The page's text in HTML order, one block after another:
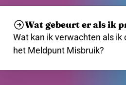
Wat gebeurt er als ik
Wat kan ik verwachten als
het Meldpunt Misbruik?